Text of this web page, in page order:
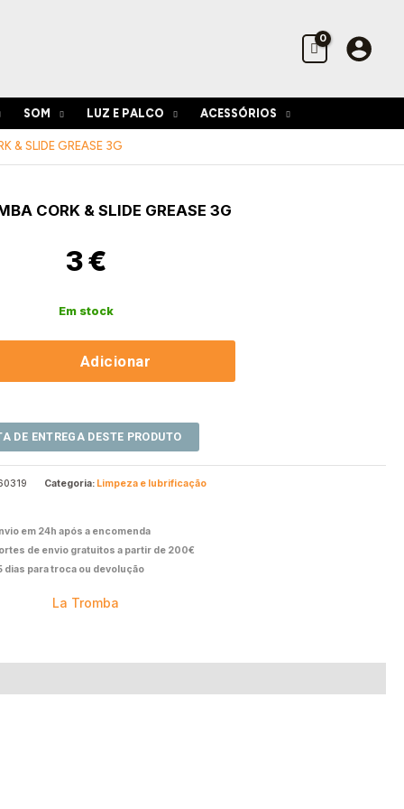
SOM LUZ E PALCO ACESSÓRIOS
& SLIDE GREASE 3G
CORK & SLIDE GREASE 3G
3€
Em stock
Adicionar
Categoria: Limpeza e lubrificação
em 24h após a encomenda
de envio gratuitos a partir de 200€
dias para troca ou devolução
La Tromba
3g